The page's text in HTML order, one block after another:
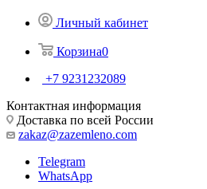
Личный кабинет
Корзина0
+7 9231232089
Контактная информация
Доставка по всей России
zakaz@zazemleno.com
Telegram
WhatsApp